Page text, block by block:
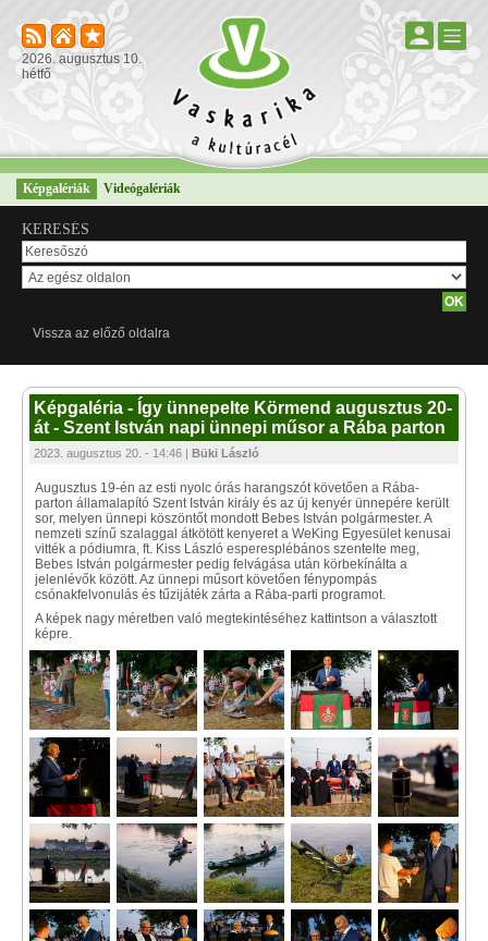
2026. augusztus 10.
hétfő
Képgalériák Videógalériák
KERESÉS
Vissza az előző oldalra
Képgaléria - Így ünnepelte Körmend augusztus 20-
át - Szent István napi ünnepi műsor a Rába parton
2023. augusztus 20. - 14:46 | Büki László
Augusztus 19-én az esti nyolc órás harangszót követően a Rába-
parton államalapító Szent István király és az új kenyér ünnepére került
sor, melyen ünnepi köszöntőt mondott Bebes István polgármester. A
nemzeti színű szalaggal átkötött kenyeret a WeKing Egyesület kenusai
vitték a pódiumra, ft. Kiss László esperesplébános szentelte meg,
Bebes István polgármester pedig felvágása után körbekínálta a
jelenlévők között. Az ünnepi műsort követően fénypompás
csónakfelvonulás és tűzijáték zárta a Rába-parti programot.
A képek nagy méretben való megtekintéséhez kattintson a választott
képre.